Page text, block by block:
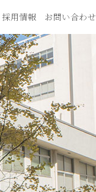
採用情報 お問い合わせ